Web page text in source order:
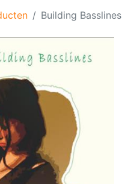
Building Basslines